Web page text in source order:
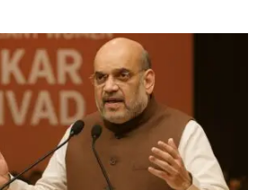
k
e
dI
n
ai
l
ar
e